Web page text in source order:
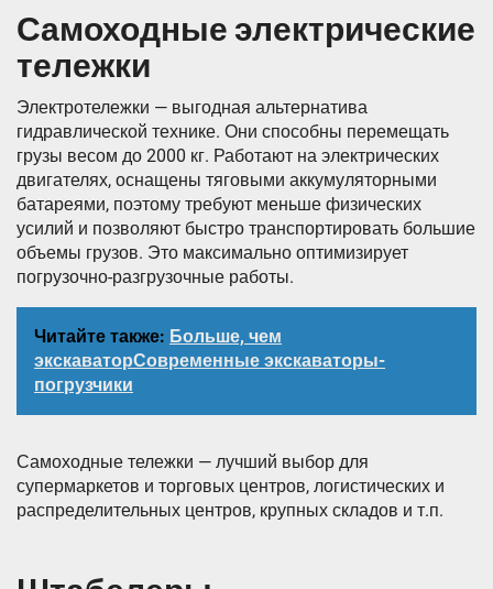
Самоходные электрические
тележки
Электротележки — выгодная альтернатива
гидравлической технике. Они способны перемещать
грузы весом до 2000 кг. Работают на электрических
двигателях, оснащены тяговыми аккумуляторными
батареями, поэтому требуют меньше физических
усилий и позволяют быстро транспортировать большие
объемы грузов. Это максимально оптимизирует
погрузочно-разгрузочные работы.
Читайте также: Больше, чем
экскаваторСовременные экскаваторы-
погрузчики
Самоходные тележки — лучший выбор для
супермаркетов и торговых центров, логистических и
распределительных центров, крупных складов и т.п.